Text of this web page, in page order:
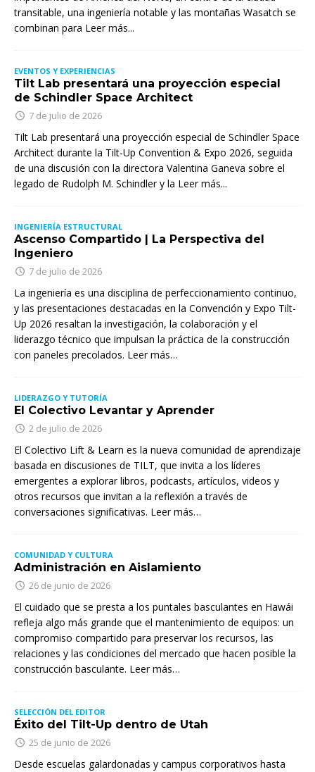
transitable, una ingeniería notable y las montañas Wasatch se
combinan para Leer más...
EVENTOS Y EXPERIENCIAS
Tilt Lab presentará una proyección especial
de Schindler Space Architect
7 de julio de 2026
Tilt Lab presentará una proyección especial de Schindler Space
Architect durante la Tilt-Up Convention & Expo 2026, seguida
de una discusión con la directora Valentina Ganeva sobre el
legado de Rudolph M. Schindler y la Leer más...
INGENIERÍA ESTRUCTURAL
Ascenso Compartido | La Perspectiva del
Ingeniero
7 de julio de 2026
La ingeniería es una disciplina de perfeccionamiento continuo,
y las presentaciones destacadas en la Convención y Expo Tilt-
Up 2026 resaltan la investigación, la colaboración y el
liderazgo técnico que impulsan la práctica de la construcción
con paneles precolados. Leer más…
LIDERAZGO Y TUTORÍA
El Colectivo Levantar y Aprender
2 de julio de 2026
El Colectivo Lift & Learn es la nueva comunidad de aprendizaje
basada en discusiones de TILT, que invita a los líderes
emergentes a explorar libros, podcasts, artículos, videos y
otros recursos que invitan a la reflexión a través de
conversaciones significativas. Leer más…
COMUNIDAD Y CULTURA
Administración en Aislamiento
26 de junio de 2026
El cuidado que se presta a los puntales basculantes en Hawái
refleja algo más grande que el mantenimiento de equipos: un
compromiso compartido para preservar los recursos, las
relaciones y las condiciones del mercado que hacen posible la
construcción basculante. Leer más…
SELECCIÓN DEL EDITOR
Éxito del Tilt-Up dentro de Utah
25 de junio de 2026
Desde escuelas galardonadas y campus corporativos hasta